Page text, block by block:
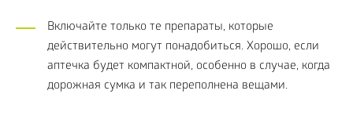
Включайте только те препараты, которые
действительно могут понадобиться. Хорошо, если
аптечка будет компактной, особенно в случае, когда
дорожная сумка и так переполнена вещами.